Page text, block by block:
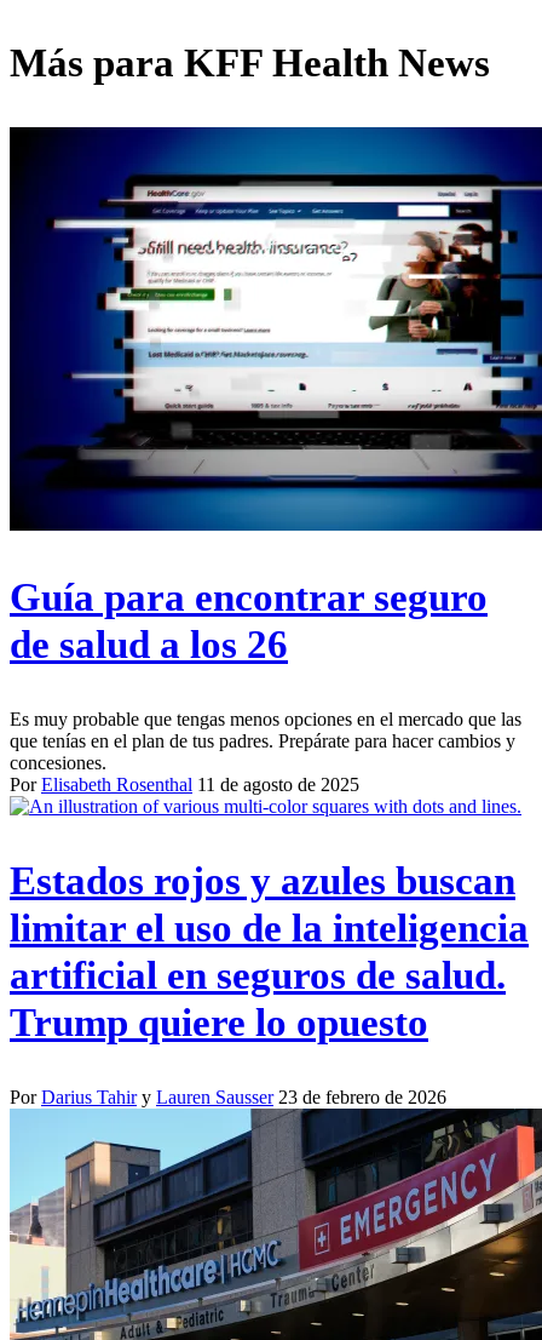
Más para KFF Health News
Guía para encontrar seguro
de salud a los 26
Es muy probable que tengas menos opciones en el mercado que las
que tenías en el plan de tus padres. Prepárate para hacer cambios y
concesiones.
PorElisabeth Rosenthal 11 de agosto de 2025
Estados rojos y azules buscan
limitar el uso de la inteligencia
artificial en seguros de salud.
Trump quiere lo opuesto
PorDarius Tahiry Lauren Sausser 23 de febrero de 2026